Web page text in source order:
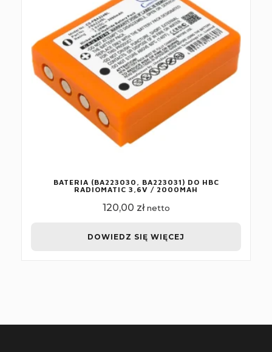
BATERIA (BA223030, BA223031) DO HBC
RADIOMATIC 3,6V / 2000MAH
120,00 zł netto
DOWIEDZ SIĘ WIĘCEJ